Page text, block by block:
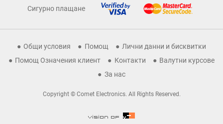
Сигурно плащане
Общи условия Помощ
Лични данни и бисквитки
Помощ Означения клиент
Контакти
Валутни курсове
За нас
Copyright © Comet Electronics. All Rights Reserved.